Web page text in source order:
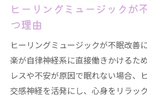
ヒーリングミュージックが
つ理由
ヒーリングミュージックが不眠改善
楽が自律神経系に直接働きかけるた
レスや不安が原因で眠れない場合、
交感神経を活発にし、心身をリラッ